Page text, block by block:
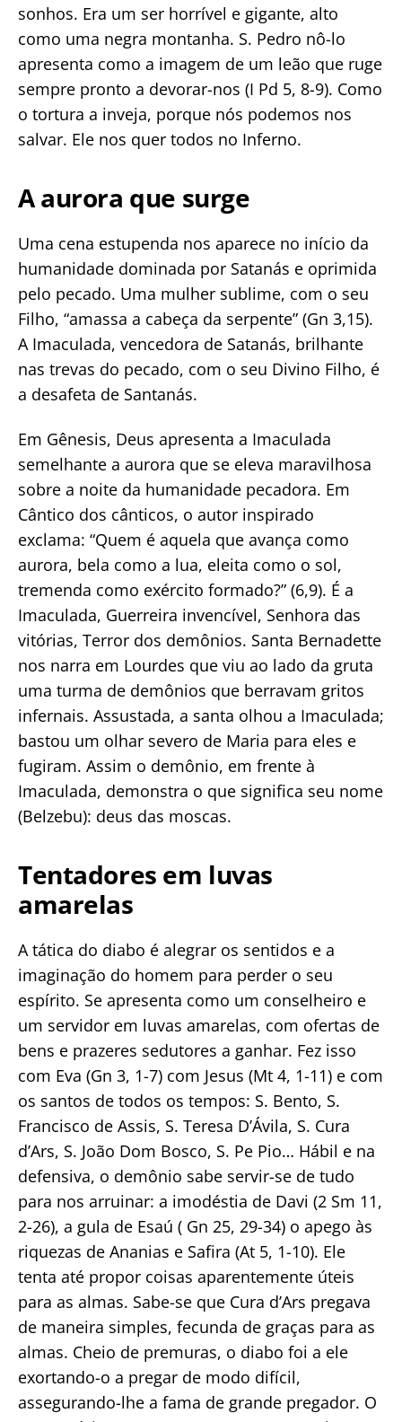
sonhos. Era um ser horrível e gigante, alto
como uma negra montanha. S. Pedro nô-lo
apresenta como a imagem de um leão que ruge
sempre pronto a devorar-nos (I Pd 5, 8-9). Como
o tortura a inveja, porque nós podemos nos
salvar. Ele nos quer todos no Inferno.
A aurora que surge
Uma cena estupenda nos aparece no início da
humanidade dominada por Satanás e oprimida
pelo pecado. Uma mulher sublime, com o seu
Filho, “amassa a cabeça da serpente” (Gn 3,15).
A Imaculada, vencedora de Satanás, brilhante
nas trevas do pecado, com o seu Divino Filho, é
a desafeta de Santanás.
Em Gênesis, Deus apresenta a Imaculada
semelhante a aurora que se eleva maravilhosa
sobre a noite da humanidade pecadora. Em
Cântico dos cânticos, o autor inspirado
exclama: “Quem é aquela que avança como
aurora, bela como a lua, eleita como o sol,
tremenda como exército formado?” (6,9). É a
Imaculada, Guerreira invencível, Senhora das
vitórias, Terror dos demônios. Santa Bernadette
nos narra em Lourdes que viu ao lado da gruta
uma turma de demônios que berravam gritos
infernais. Assustada, a santa olhou a Imaculada;
bastou um olhar severo de Maria para eles e
fugiram. Assim o demônio, em frente à
Imaculada, demonstra o que significa seu nome
(Belzebu): deus das moscas.
Tentadores em luvas
amarelas
A tática do diabo é alegrar os sentidos e a
imaginação do homem para perder o seu
espírito. Se apresenta como um conselheiro e
um servidor em luvas amarelas, com ofertas de
bens e prazeres sedutores a ganhar. Fez isso
com Eva (Gn 3, 1-7) com Jesus (Mt 4, 1-11) e com
os santos de todos os tempos: S. Bento, S.
Francisco de Assis, S. Teresa D’Ávila, S. Cura
d’Ars, S. João Dom Bosco, S. Pe Pio… Hábil e na
defensiva, o demônio sabe servir-se de tudo
para nos arruinar: a imodéstia de Davi (2 Sm 11,
2-26), a gula de Esaú ( Gn 25, 29-34) o apego às
riquezas de Ananias e Safira (At 5, 1-10). Ele
tenta até propor coisas aparentemente úteis
para as almas. Sabe-se que Cura d’Ars pregava
de maneira simples, fecunda de graças para as
almas. Cheio de premuras, o diabo foi a ele
exortando-o a pregar de modo difícil,
assegurando-lhe a fama de grande pregador. O